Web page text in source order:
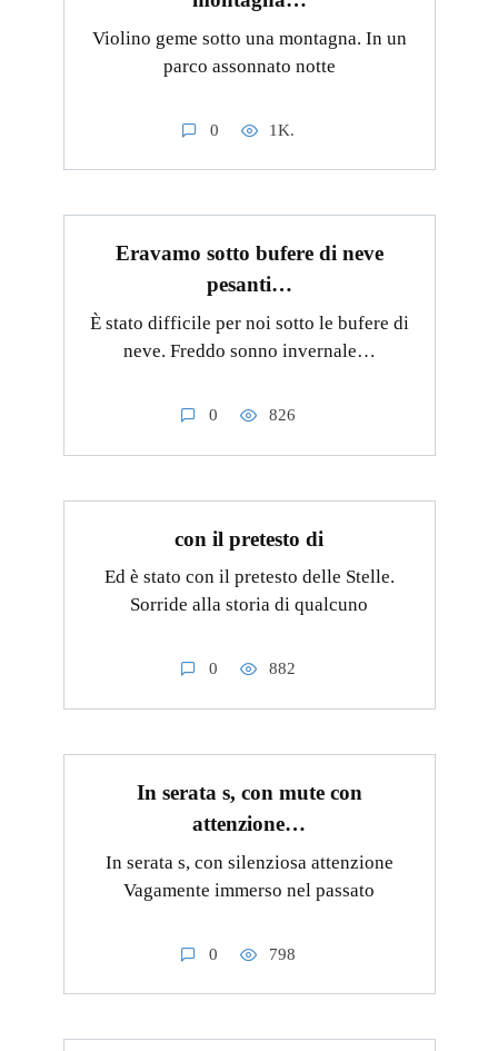
Violino geme sotto una montagna. In un
parco assonnato notte
0 1K.
Eravamo sotto bufere di neve
pesanti…
È stato difficile per noi sotto le bufere di
neve. Freddo sonno invernale…
0 826
con il pretesto di
Ed è stato con il pretesto delle Stelle.
Sorride alla storia di qualcuno
0 882
In serata s, con mute con
attenzione…
In serata s, con silenziosa attenzione
Vagamente immerso nel passato
0 798